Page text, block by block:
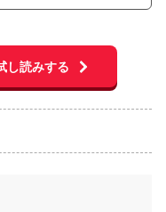
し読みする